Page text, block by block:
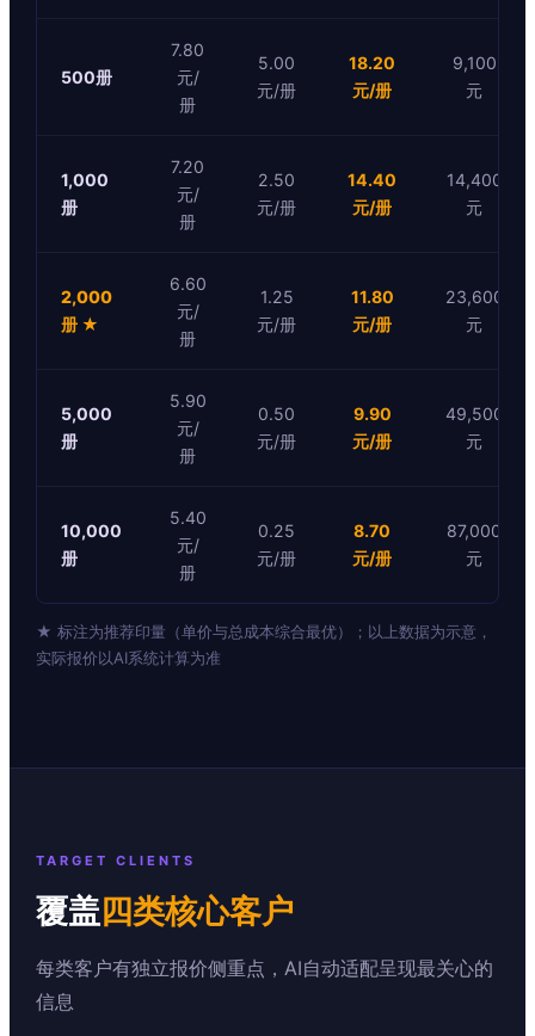
500册
7.80
元/
册
5.00
元/册
18.20
元/册
9,100
元
1,000
册
7.20
元/
册
2.50
元/册
14.40
元/册
14,400
元
2,000
册 ★
6.60
元/
册
1.25
元/册
11.80
元/册
23,600
元
5,000
册
5.90
元/
册
0.50
元/册
9.90
元/册
49,500
元
10,000
册
5.40
元/
册
0.25
元/册
8.70
元/册
87,000
元
★ 标注为推荐印量（单价与总成本综合最优）；以上数据为示意，
实际报价以AI系统计算为准
TARGET CLIENTS
覆盖 四类核心客户
每类客户有独立报价侧重点，AI自动适配呈现最关心的
信息